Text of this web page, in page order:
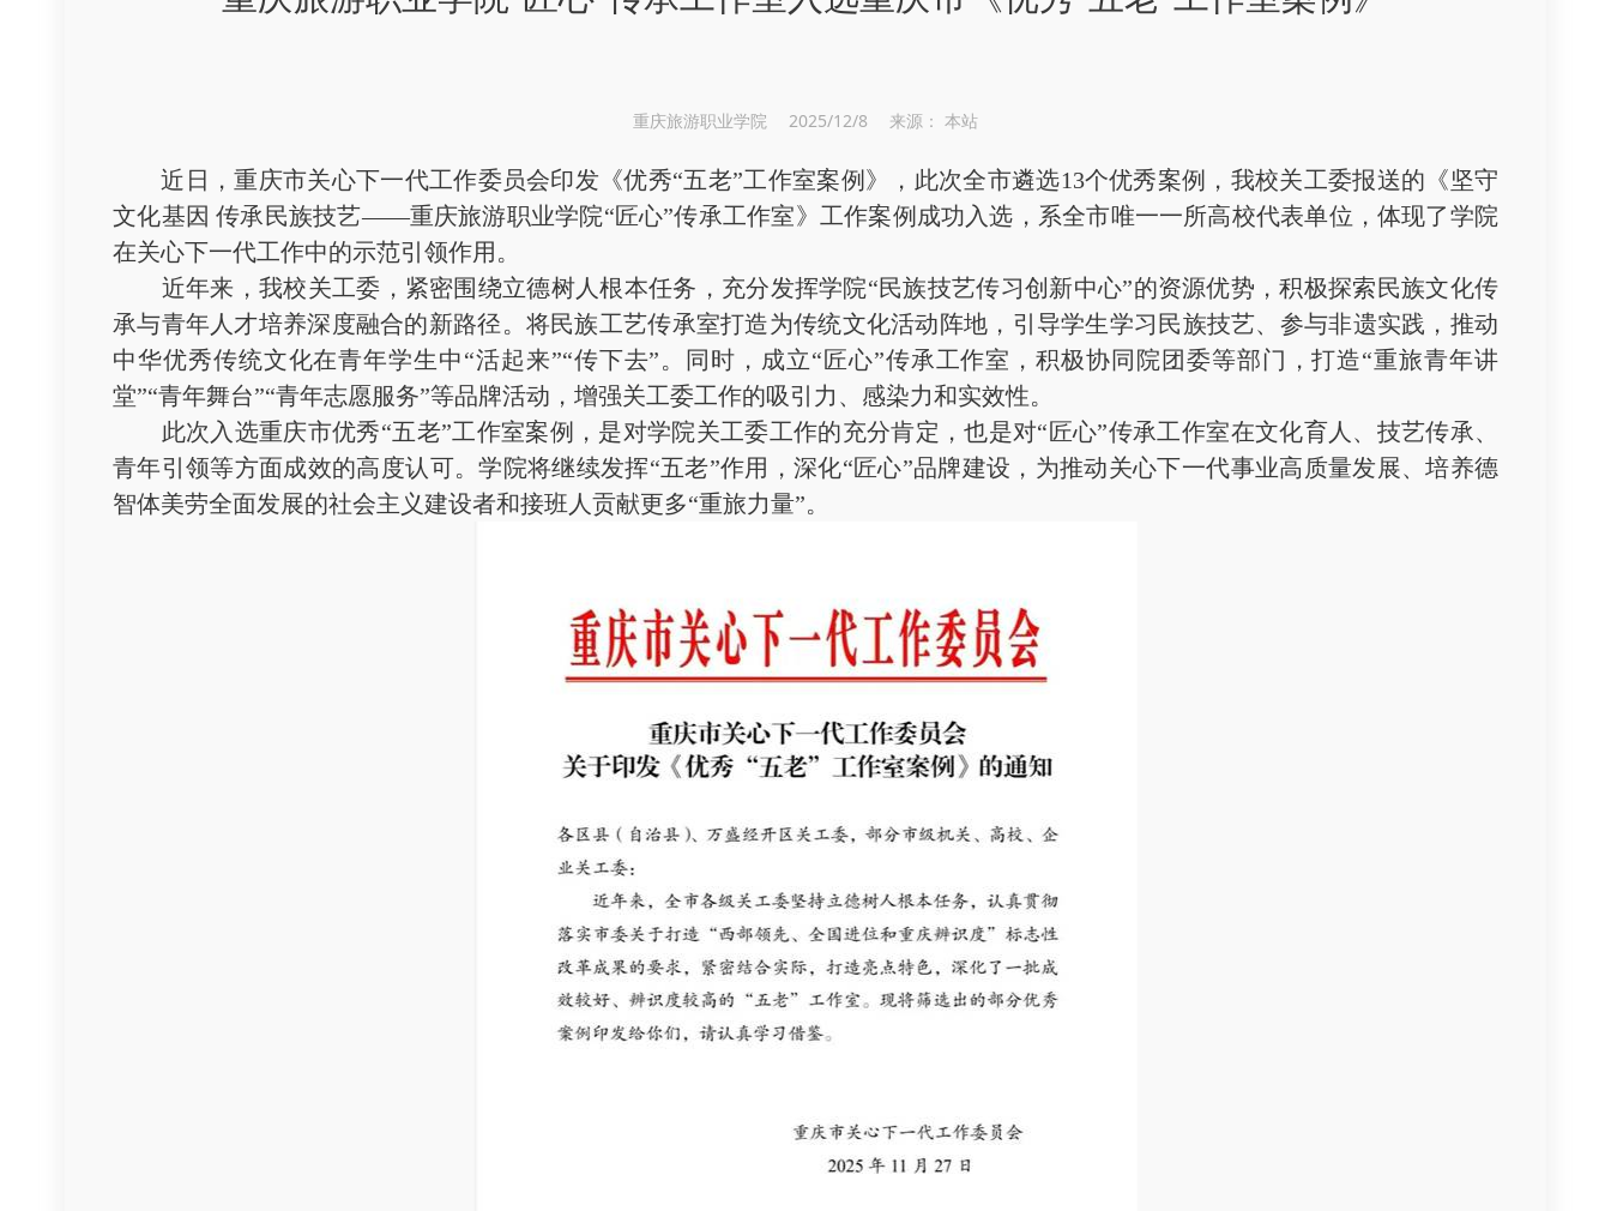
重庆旅游职业学院 2025/12/8 来源： 本站
近日，重庆市关心下一代工作委员会印发《优秀“五老”工作室案例》，此次全市遴选13个优秀案例，我校关工委报送的《坚守
文化基因 传承民族技艺——重庆旅游职业学院“匠心”传承工作室》工作案例成功入选，系全市唯一一所高校代表单位，体现了学院
在关心下一代工作中的示范引领作用。
近年来，我校关工委，紧密围绕立德树人根本任务，充分发挥学院“民族技艺传习创新中心”的资源优势，积极探索民族文化传
承与青年人才培养深度融合的新路径。将民族工艺传承室打造为传统文化活动阵地，引导学生学习民族技艺、参与非遗实践，推动
中华优秀传统文化在青年学生中“活起来”“传下去”。同时，成立“匠心”传承工作室，积极协同院团委等部门，打造“重旅青年讲
堂”“青年舞台”“青年志愿服务”等品牌活动，增强关工委工作的吸引力、感染力和实效性。
此次入选重庆市优秀“五老”工作室案例，是对学院关工委工作的充分肯定，也是对“匠心”传承工作室在文化育人、技艺传承、
青年引领等方面成效的高度认可。学院将继续发挥“五老”作用，深化“匠心”品牌建设，为推动关心下一代事业高质量发展、培养德
智体美劳全面发展的社会主义建设者和接班人贡献更多“重旅力量”。